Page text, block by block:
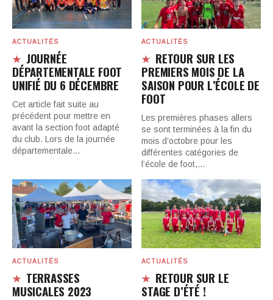
ACTUALITÉS
JOURNÉE
DÉPARTEMENTALE FOOT
UNIFIÉ DU 6 DÉCEMBRE
Cet article fait suite au
précédent pour mettre en
avant la section foot adapté
du club. Lors de la journée
départementale…
ACTUALITÉS
RETOUR SUR LES
PREMIERS MOIS DE LA
SAISON POUR L’ÉCOLE DE
FOOT
Les premières phases allers
se sont terminées à la fin du
mois d’octobre pour les
différentes catégories de
l’école de foot,…
ACTUALITÉS
TERRASSES
MUSICALES 2023
ACTUALITÉS
RETOUR SUR LE
STAGE D’ÉTÉ !